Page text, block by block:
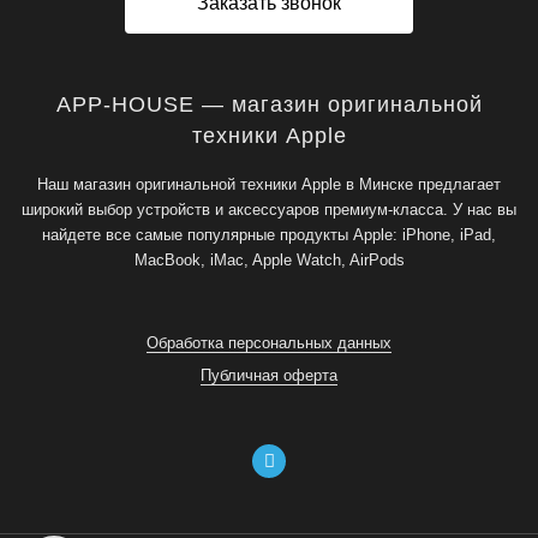
APP-HOUSE — магазин оригинальной
техники Apple
Наш магазин оригинальной техники Apple в Минске предлагает
широкий выбор устройств и аксессуаров премиум-класса. У нас вы
найдете все самые популярные продукты Apple: iPhone, iPad,
MacBook, iMac, Apple Watch, AirPods
Обработка персональных данных
Публичная оферта